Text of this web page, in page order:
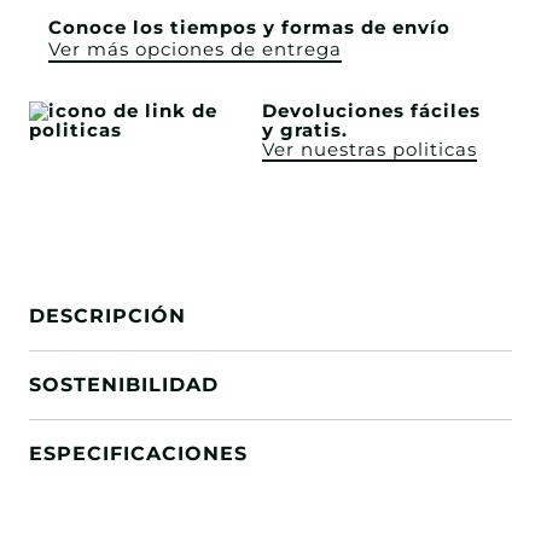
Conoce los tiempos y formas de envío
Ver más opciones de entrega
Devoluciones fáciles
y gratis.
Ver nuestras politicas
DESCRIPCIÓN
SOSTENIBILIDAD
ESPECIFICACIONES